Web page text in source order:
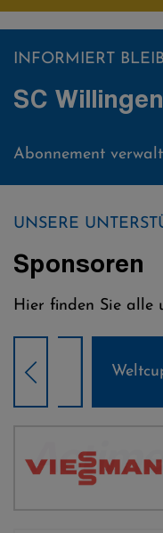
INFORMIERT
SC
Abonnement
UNSERE
Sponsoren
Hier finden Sie alle
Weltcup-